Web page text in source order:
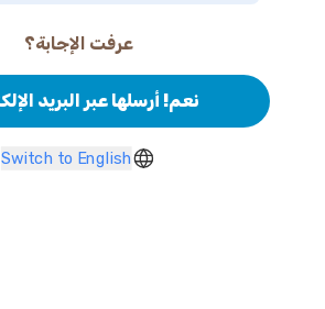
عرفت الإجابة؟
نعم! أرسلها عبر البريد
Switch to English